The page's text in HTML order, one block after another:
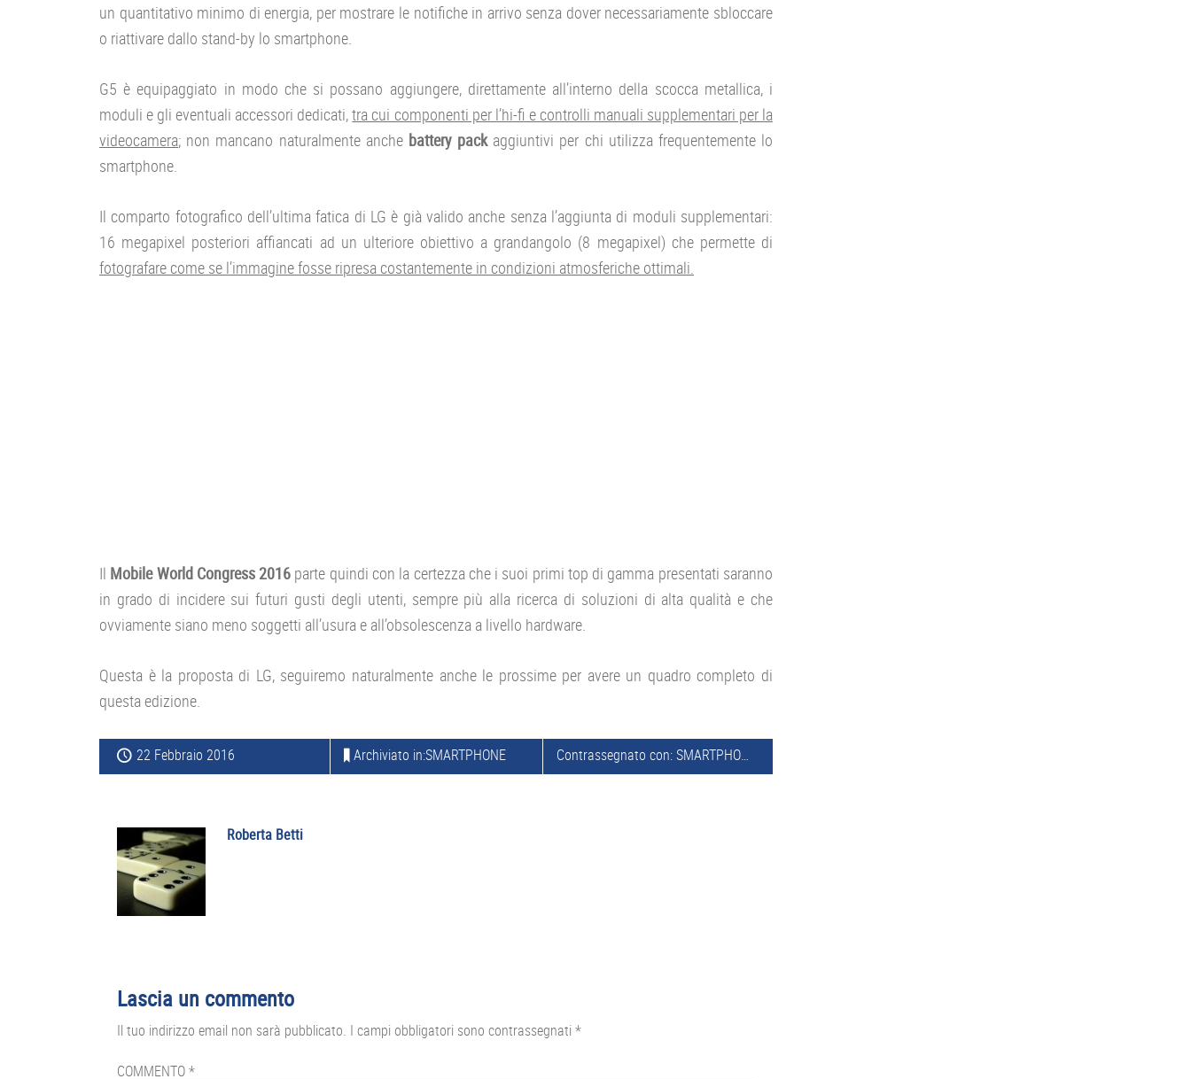
un quantitativo minimo di energia, per mostrare le notifiche in arrivo senza dover necessariamente sbloccare
o riattivare dallo stand-by lo smartphone.
G5 è equipaggiato in modo che si possano aggiungere, direttamente all’interno della scocca metallica, i
moduli e gli eventuali accessori dedicati,tra cui componenti per l’hi-fi e controlli manuali supplementari per la
videocamera; non mancano naturalmente anchebattery packaggiuntivi per chi utilizza frequentemente lo
smartphone.
Il comparto fotografico dell’ultima fatica di LG è già valido anche senza l’aggiunta di moduli supplementari:
16 megapixel posteriori affiancati ad un ulteriore obiettivo a grandangolo (8 megapixel) che permette di
fotografare come se l’immagine fosse ripresa costantemente in condizioni atmosferiche ottimali.
Il Mobile World Congress 2016 parte quindi con la certezza che i suoi primi top di gamma presentati saranno
in grado di incidere sui futuri gusti degli utenti, sempre più alla ricerca di soluzioni di alta qualità e che
ovviamente siano meno soggetti all’usura e all’obsolescenza a livello hardware.
Questa è la proposta di LG, seguiremo naturalmente anche le prossime per avere un quadro completo di
questa edizione.
22 Febbraio 2016 Archiviato in:SMARTPHONE Contrassegnato con:SMARTPHONE 5 POLLICI
Roberta Betti
Interazioni
del
lettore
Lascia un commento
Il tuo indirizzo email non sarà pubblicato. I campi obbligatori sono contrassegnati *
COMMENTO*